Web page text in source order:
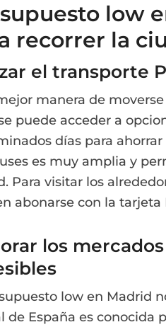
low
recorrer la
el transporte
manera de
puede acceder a
días para
es muy amplia y
Para visitar los
abonarse con la tarjeta
los
low en Madrid
de España es conocida